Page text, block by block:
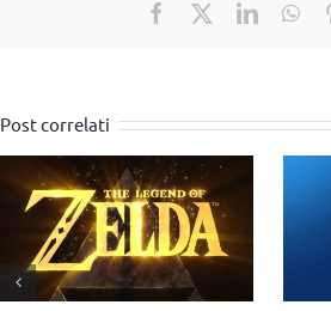
Facebook
X
Post correlati